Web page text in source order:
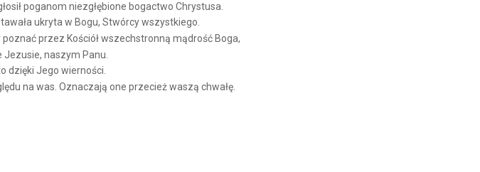
poganom niezgłębione bogactwo Chrystusa.
ukryta w Bogu, Stwórcy wszystkiego.
przez Kościół wszechstronną mądrość Boga,
naszym Panu.
dzięki Jego wierności.
na was. Oznaczają one przecież waszą chwałę.